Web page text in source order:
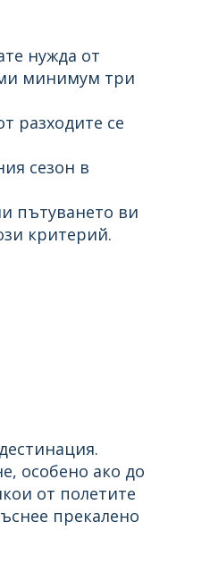
нужда от
минимум три
разходите се
сезон в
пътуването ви
критерий.
особено ако до
от полетите
прекалено